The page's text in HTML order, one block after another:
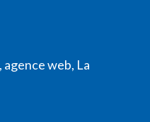
, agence web, La